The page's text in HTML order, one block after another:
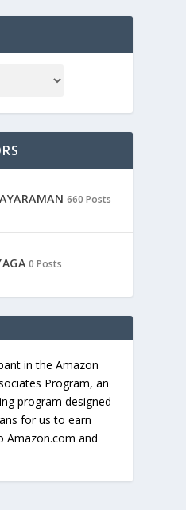
660 Posts
0 Posts
in the Amazon
Program, an
program designed
for us to earn
Amazon.com and